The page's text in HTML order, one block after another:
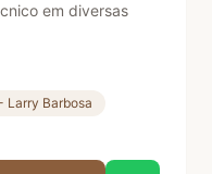
em diversas
Larry Barbosa